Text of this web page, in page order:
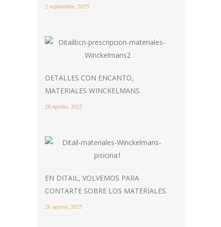
2 septiembre, 2025
DETALLES CON ENCANTO,
MATERIALES WINCKELMANS.
28 agosto, 2025
EN DITAIL, VOLVEMOS PARA
CONTARTE SOBRE LOS MATERIALES.
26 agosto, 2025